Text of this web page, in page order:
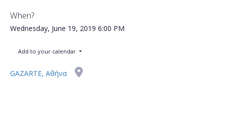
When?
Wednesday, June 19, 2019 6:00 PM
Add to your calendar
GAZARTE, Αθήνα